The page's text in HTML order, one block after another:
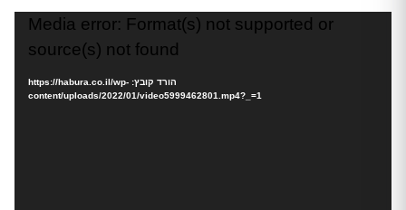
Media error: Format(s) not supported or
source(s) not found
הורד קובץ: https://habura.co.il/wp-
content/uploads/2022/01/video5999462801.mp4?_=1